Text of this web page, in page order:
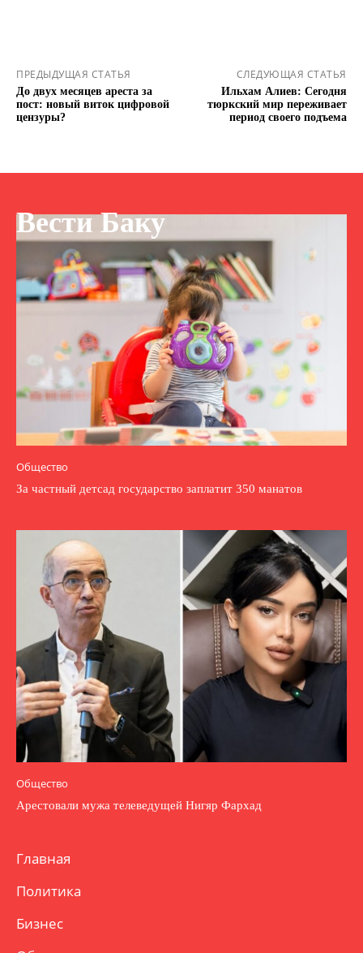
ПРЕДЫДУЩАЯ СТАТЬЯ
До двух месяцев ареста за
пост: новый виток цифровой
цензуры?
СЛЕДУЮЩАЯ СТАТЬЯ
Ильхам Алиев: Сегодня
тюркский мир переживает
период своего подъема
Вести Баку
Общество
За частный детсад государство заплатит 350 манатов
Общество
Арестовали мужа телеведущей Нигяр Фархад
Главная
Политика
Бизнес